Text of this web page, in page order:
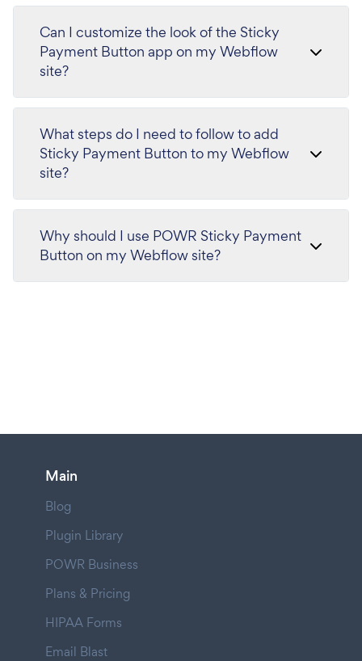
Can I customize the look of the Sticky
Payment Button app on my Webflow
site?
What steps do I need to follow to add
Sticky Payment Button to my Webflow
site?
Why should I use POWR Sticky Payment
Button on my Webflow site?
Main
Blog
Plugin Library
POWR Business
Plans & Pricing
HIPAA Forms
Email Blast